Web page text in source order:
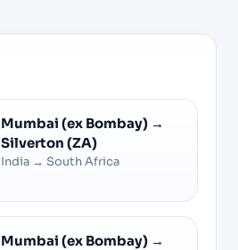
Mumbai (ex Bombay) →
Silverton (ZA)
India → South Africa
Mumbai (ex Bombay) →